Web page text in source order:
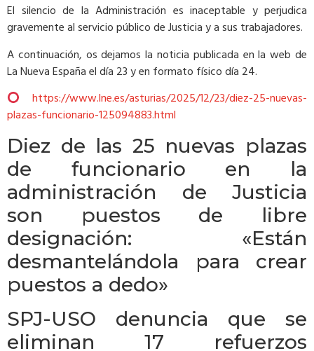
El silencio de la Administración es inaceptable y perjudica
gravemente al servicio público de Justicia y a sus trabajadores.
A continuación, os dejamos la noticia publicada en la web de
La Nueva España el día 23 y en formato físico día 24.
https://www.lne.es/asturias/2025/12/23/diez-25-nuevas-
plazas-funcionario-125094883.html
Diez de las 25 nuevas plazas
de funcionario en la
administración de Justicia
son puestos de libre
designación: «Están
desmantelándola para crear
puestos a dedo»
SPJ-USO denuncia que se
eliminan 17 refuerzos